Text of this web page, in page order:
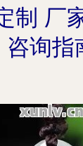
制 厂
咨询指